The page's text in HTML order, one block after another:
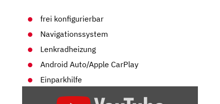
frei konfigurierbar
Navigationssystem
Lenkradheizung
Android Auto/Apple CarPlay
Einparkhilfe